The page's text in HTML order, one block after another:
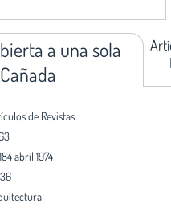
a una sola
de Revistas
abril 1974